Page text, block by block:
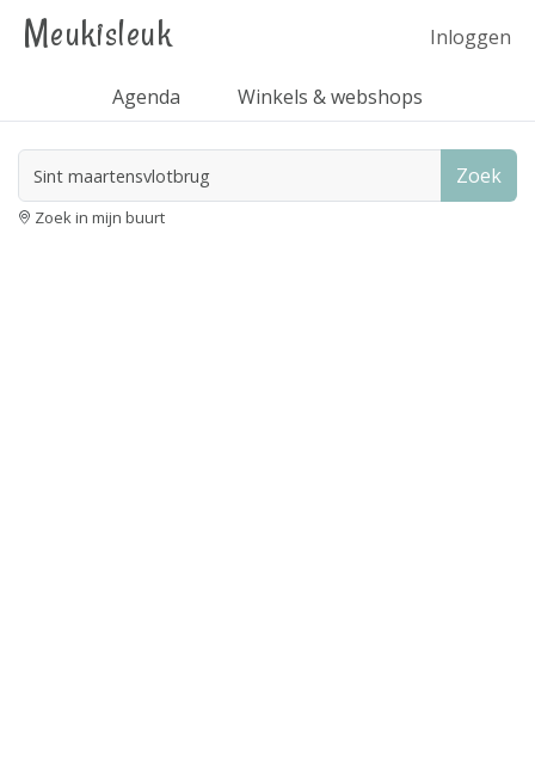
Meukisleuk Inloggen
Agenda Winkels & webshops
Zoek
Zoek in mijn buurt